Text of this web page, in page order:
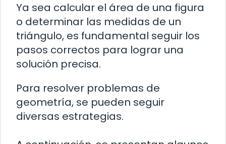
Ya sea calcular el área de una figura
o determinar las medidas de un
triángulo, es fundamental seguir los
pasos correctos para lograr una
solución precisa.
Para resolver problemas de
geometría, se pueden seguir
diversas estrategias.